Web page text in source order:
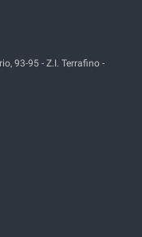
93-95 - Z.I. Terrafino -